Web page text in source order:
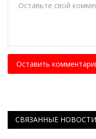
Оставить
СВЯЗАННЫЕ НОВОСТИ